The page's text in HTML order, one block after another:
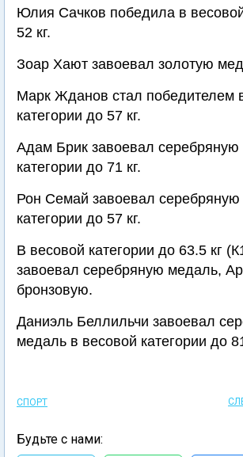
Юлия Сачков победила в
52 кг.
Зоар Хают завоевал золотую
Марк Жданов стал победителем
категории до 57 кг.
Адам Брик завоевал
категории до 71 кг.
Рон Семай завоевал
категории до 57 кг.
В весовой категории до 63.5 кг
завоевал серебряную медаль,
бронзовую.
Даниэль Беллильчи завоевал
медаль в весовой категории до
СПОРТ
Будьте с нами: